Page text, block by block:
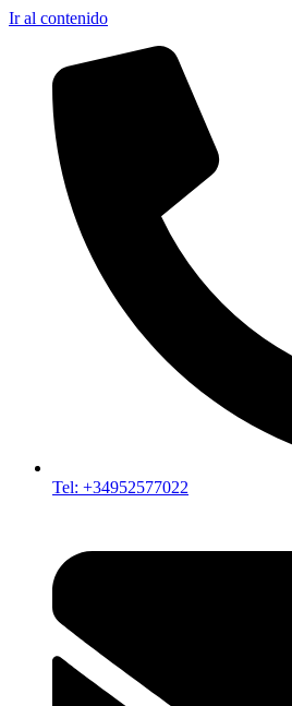
Ir al contenido
Tel: +34952577022